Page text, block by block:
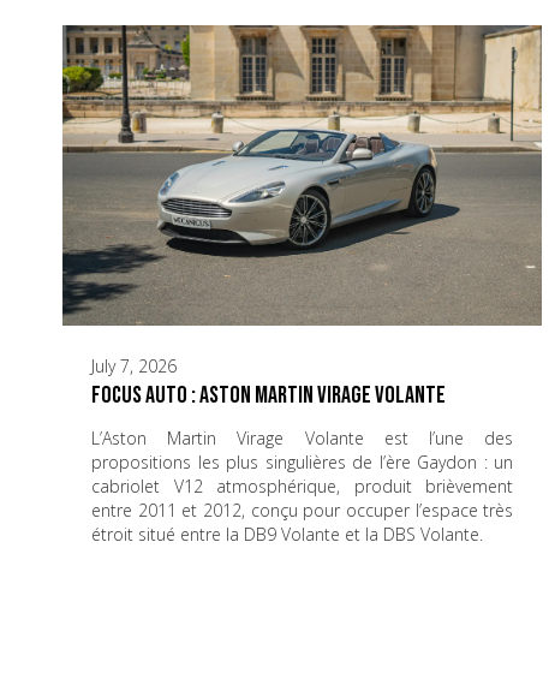
July 7, 2026
Focus Auto : Aston Martin Virage Volante
L’Aston Martin Virage Volante est l’une des
propositions les plus singulières de l’ère Gaydon : un
cabriolet V12 atmosphérique, produit brièvement
entre 2011 et 2012, conçu pour occuper l’espace très
étroit situé entre la DB9 Volante et la DBS Volante.